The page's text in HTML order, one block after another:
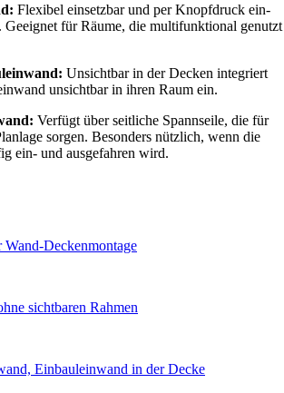
Flexibel einsetzbar und per Knopfdruck ein-
Geeignet für Räume, die multifunktional genutzt
Unsichtbar in der Decken integriert
unsichtbar in ihren Raum ein.
Verfügt über seitliche Spannseile, die für
sorgen. Besonders nützlich, wenn die
ein- und ausgefahren wird.